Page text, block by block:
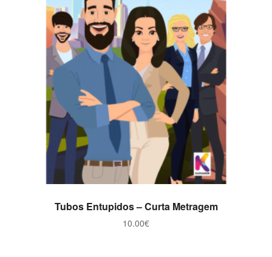
ADICIONAR
Tubos Entupidos – Curta Metragem
10.00€